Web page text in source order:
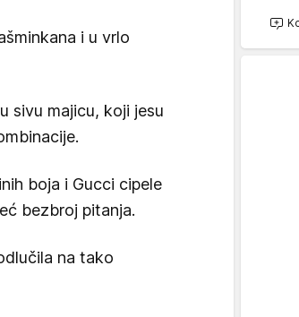
i u vrlo
sivu majicu, koji jesu
boja i Gucci cipele
bezbroj pitanja.
na tako